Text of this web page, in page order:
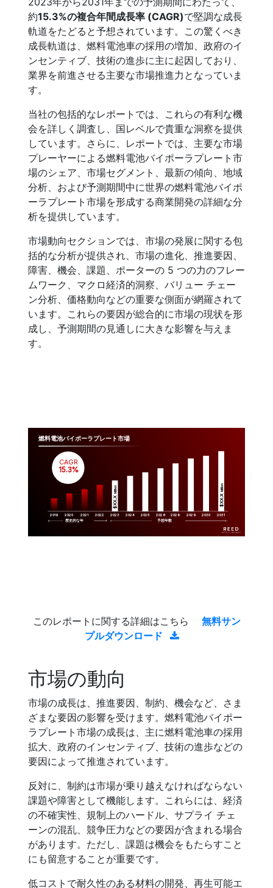
約15.3%の複合年間成長率 (CAGR)で堅調な成長
軌道をたどると予想されています。この驚くべき
成長軌道は、燃料電池車の採用の増加、政府のイ
ンセンティブ、技術の進歩に主に起因しており、
業界を前進させる主要な市場推進力となっていま
す。
当社の包括的なレポートでは、これらの有利な機
会を詳しく調査し、国レベルで貴重な洞察を提供
しています。さらに、レポートでは、主要な市場
プレーヤーによる燃料電池バイポーラプレート市
場のシェア、市場セグメント、最新の傾向、地域
分析、および予測期間中に世界の燃料電池バイポ
ーラプレート市場を形成する商業開発の詳細な分
析を提供しています。
市場動向セクションでは、市場の発展に関する包
括的な分析が提供され、市場の進化、推進要因、
障害、機会、課題、ポーターの 5 つの力のフレー
ムワーク、マクロ経済的洞察、バリュー チェー
ン分析、価格動向などの重要な側面が網羅されて
います。これらの要因が総合的に市場の現状を形
成し、予測期間の見通しに大きな影響を与えま
す。
燃料電池バイポーラプレート市場
2019 2020 2021 2022 2023 2024 2025 2026 2028 2029 2030 2031
$XX.X
Million
$XX.X
Million
CAGR
15.3%
歴史的な年 予想年数
このレポートに関する詳細はこちら
無料サン
プルダウンロード
市場の動向
市場の成長は、推進要因、制約、機会など、さま
ざまな要因の影響を受けます。燃料電池バイポー
ラプレート市場の成長は、主に燃料電池車の採用
拡大、政府のインセンティブ、技術の進歩などの
要因によって推進されています。
反対に、制約は市場が乗り越えなければならない
課題や障害として機能します。これらには、経済
の不確実性、規制上のハードル、サプライ チェ
ーンの混乱、競争圧力などの要因が含まれる場合
があります。ただし、課題は機会をもたらすこと
にも留意することが重要です。
低コストで耐久性のある材料の開発、再生可能エ